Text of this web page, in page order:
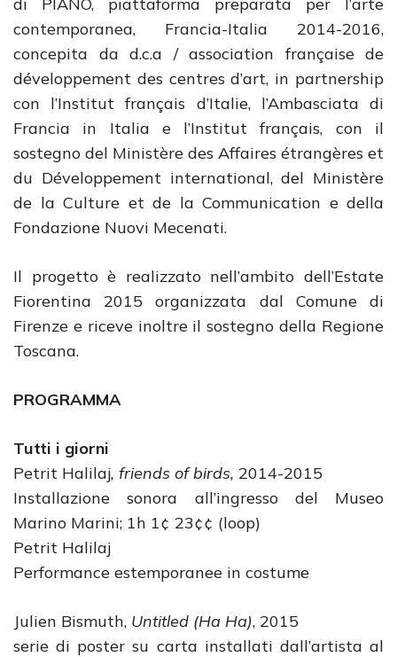
contemporanea, Francia-Italia 2014-2016,
concepita da d.c.a / association française de
développement des centres d’art, in partnership
con l’Institut français d’Italie, l’Ambasciata di
Francia in Italia e l’Institut français, con il
sostegno del Ministère des Affaires étrangères et
du Développement international, del Ministère
de la Culture et de la Communication e della
Fondazione Nuovi Mecenati.
Il progetto è realizzato nell’ambito dell’Estate
Fiorentina 2015 organizzata dal Comune di
Firenze e riceve inoltre il sostegno della Regione
Toscana.
PROGRAMMA
Tutti i giorni
Petrit Halilaj, friends of birds, 2014-2015
Installazione sonora all’ingresso del Museo
Marino Marini; 1h 1¢ 23¢¢ (loop)
Petrit Halilaj
Performance estemporanee in costume
Julien Bismuth, Untitled (Ha Ha), 2015
serie di poster su carta installati dall’artista al